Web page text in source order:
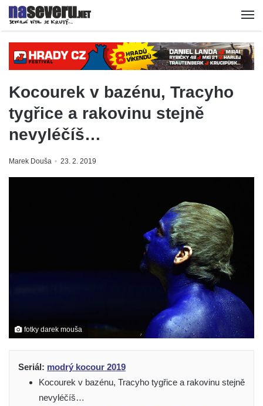
Kocourek v bazénu, Tracyho
tygřice a rakovinu stejně
nevyléčíš…
Marek Douša 23. 2. 2019
fotky darek mouša
Seriál: modrý kocour 2019
Kocourek v bazénu, Tracyho tygřice a rakovinu stejně
nevyléčíš…